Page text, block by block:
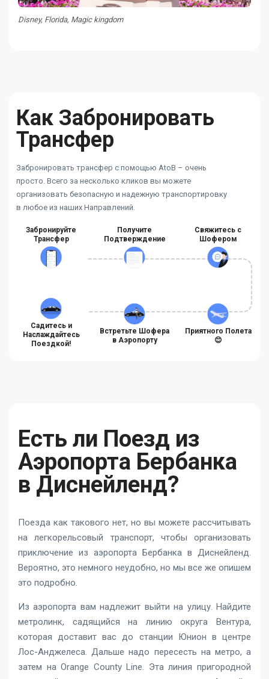
Disney, Florida, Magic kingdom
Как Забронировать
Трансфер
Забронировать трансфер с помощью AtoB – очень
просто. Всего за несколько кликов вы можете
организовать безопасную и надежную транспортировку
в любое из наших Направлений.
Забронируйте
Трансфер
Получите
Подтверждение
Свяжитесь с
Шофером
Садитесь и
Наслаждайтесь
Поездкой!
Встретьте Шофера
в Аэропорту
Приятного Полета
😊
Есть ли Поезд из
Аэропорта Бербанка
в Диснейленд?
Поезда как такового нет, но вы можете рассчитывать
на легкорельсовый транспорт, чтобы организовать
приключение из аэропорта Бербанка в Диснейленд.
Вероятно, это немного неудобно, но мы все же опишем
это подробно.
Из аэропорта вам надлежит выйти на улицу. Найдите
метролинк, садящийся на линию округа Вентура,
которая доставит вас до станции Юнион в центре
Лос-Анджелеса. Дальше надо пересесть на метро, а
затем на Orange County Line. Эта линия пригородной